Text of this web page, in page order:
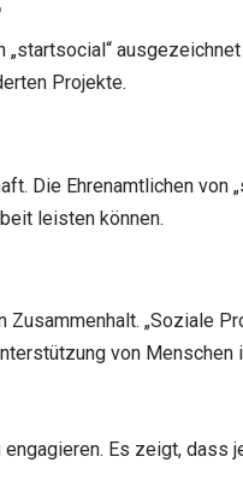
Projekte.
Die Ehrenamtlichen von
leisten können.
„Soziale
von Menschen
Es zeigt, dass